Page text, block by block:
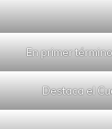
En primer
Destaca el